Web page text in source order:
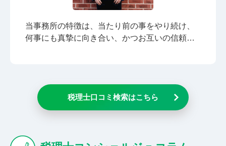
当事務所の特徴は、当たり前の事をやり続け、
何事にも真摯に向き合い、かつお互いの信頼関
すべて対応します。 「担当がコロコロ変わる」
「新人の担当者で頼りない」といったお悩みご
ざいませんか。当事務所は、税理士の濱岡が責
こともございません。 クラウド会計にも柔軟に
税理士口コミ検索はこちら